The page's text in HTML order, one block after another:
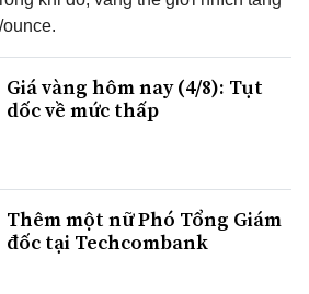
Giá vàng hôm nay (4/8): Tụt
dốc về mức thấp
Thêm một nữ Phó Tổng Giám
đốc tại Techcombank